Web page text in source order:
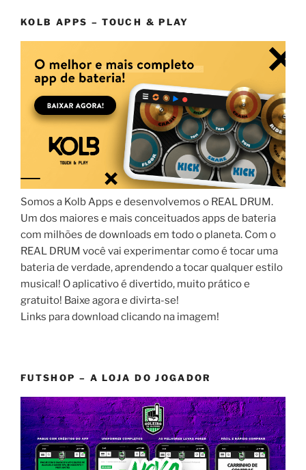
KOLB APPS – TOUCH & PLAY
Somos a Kolb Apps e desenvolvemos o REAL DRUM.
Um dos maiores e mais conceituados apps de bateria
com milhões de downloads em todo o planeta. Com o
REAL DRUM você vai experimentar como é tocar uma
bateria de verdade, aprendendo a tocar qualquer estilo
musical! O aplicativo é divertido, muito prático e
gratuito! Baixe agora e divirta-se!
Links para download clicando na imagem!
FUTSHOP – A LOJA DO JOGADOR